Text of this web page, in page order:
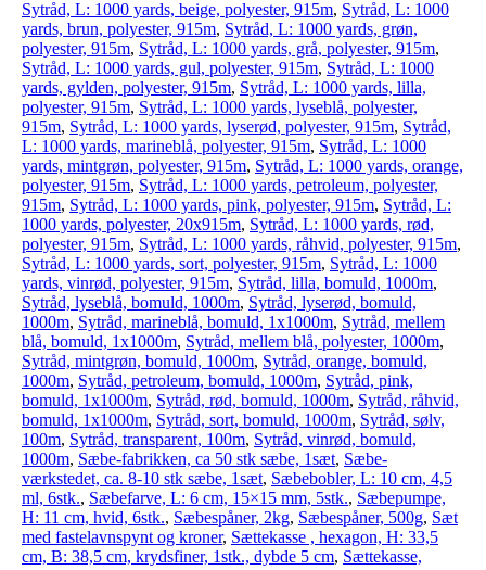
Sytråd, L: 1000 yards, beige, polyester, 915m, Sytråd, L: 1000
yards, brun, polyester, 915m, Sytråd, L: 1000 yards, grøn,
polyester, 915m, Sytråd, L: 1000 yards, grå, polyester, 915m,
Sytråd, L: 1000 yards, gul, polyester, 915m, Sytråd, L: 1000
yards, gylden, polyester, 915m, Sytråd, L: 1000 yards, lilla,
polyester, 915m, Sytråd, L: 1000 yards, lyseblå, polyester,
915m, Sytråd, L: 1000 yards, lyserød, polyester, 915m, Sytråd,
L: 1000 yards, marineblå, polyester, 915m, Sytråd, L: 1000
yards, mintgrøn, polyester, 915m, Sytråd, L: 1000 yards, orange,
polyester, 915m, Sytråd, L: 1000 yards, petroleum, polyester,
915m, Sytråd, L: 1000 yards, pink, polyester, 915m, Sytråd, L:
1000 yards, polyester, 20x915m, Sytråd, L: 1000 yards, rød,
polyester, 915m, Sytråd, L: 1000 yards, råhvid, polyester, 915m,
Sytråd, L: 1000 yards, sort, polyester, 915m, Sytråd, L: 1000
yards, vinrød, polyester, 915m, Sytråd, lilla, bomuld, 1000m,
Sytråd, lyseblå, bomuld, 1000m, Sytråd, lyserød, bomuld,
1000m, Sytråd, marineblå, bomuld, 1x1000m, Sytråd, mellem
blå, bomuld, 1x1000m, Sytråd, mellem blå, polyester, 1000m,
Sytråd, mintgrøn, bomuld, 1000m, Sytråd, orange, bomuld,
1000m, Sytråd, petroleum, bomuld, 1000m, Sytråd, pink,
bomuld, 1x1000m, Sytråd, rød, bomuld, 1000m, Sytråd, råhvid,
bomuld, 1x1000m, Sytråd, sort, bomuld, 1000m, Sytråd, sølv,
100m, Sytråd, transparent, 100m, Sytråd, vinrød, bomuld,
1000m, Sæbe-fabrikken, ca 50 stk sæbe, 1sæt, Sæbe-
værkstedet, ca. 8-10 stk sæbe, 1sæt, Sæbebobler, L: 10 cm, 4,5
ml, 6stk., Sæbefarve, L: 6 cm, 15×15 mm, 5stk., Sæbepumpe,
H: 11 cm, hvid, 6stk., Sæbespåner, 2kg, Sæbespåner, 500g, Sæt
med fastelavnspynt og kroner, Sættekasse , hexagon, H: 33,5
cm, B: 38,5 cm, krydsfiner, 1stk., dybde 5 cm, Sættekasse,